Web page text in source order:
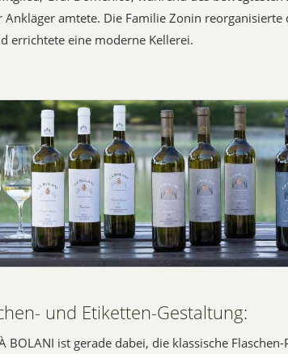
Ankläger amtete. Die Familie Zonin reorganisierte
errichtete eine moderne Kellerei.
und Etiketten-Gestaltung:
BOLANI ist gerade dabei, die klassische